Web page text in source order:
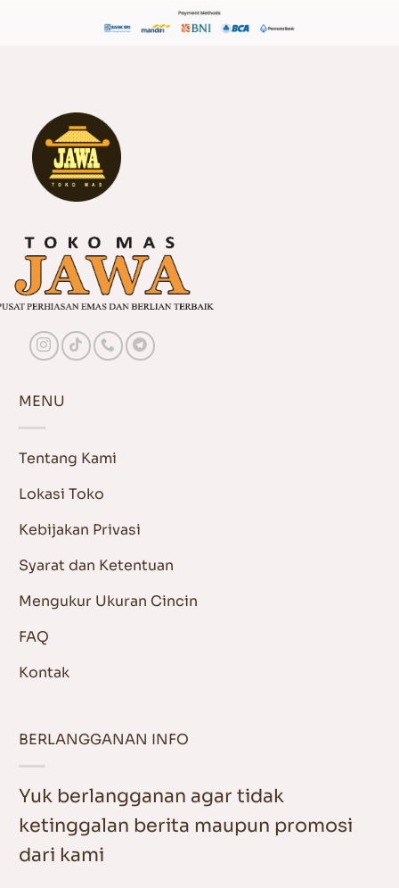
MENU
Tentang Kami
Lokasi Toko
Kebijakan Privasi
Syarat dan Ketentuan
Mengukur Ukuran Cincin
FAQ
Kontak
BERLANGGANAN INFO
Yuk berlangganan agar tidak
ketinggalan berita maupun promosi
dari kami